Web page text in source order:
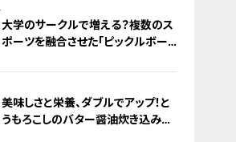
大学のサークルで増える？複数のス
ポーツを融合させた「ピックルボー
美味しさと栄養、ダブルでアップ！と
うもろこしのバター醤油炊き込みご